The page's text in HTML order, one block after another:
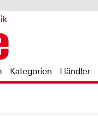
Kategorien Händler